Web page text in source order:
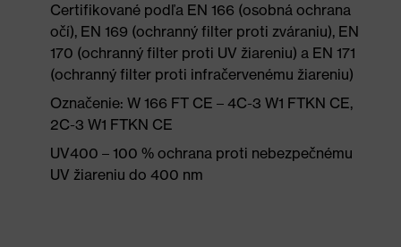
Certifikované podľa EN 166 (osobná ochrana
očí), EN 169 (ochranný filter proti zváraniu), EN
170 (ochranný filter proti UV žiareniu) a EN 171
(ochranný filter proti infračervenému žiareniu)
Označenie: W 166 FT CE – 4C-3 W1 FTKN CE,
2C-3 W1 FTKN CE
UV400 – 100 % ochrana proti nebezpečnému
UV žiareniu do 400 nm